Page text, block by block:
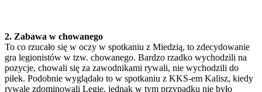
2. Zabawa w chowanego
To co rzucało się w oczy w spotkaniu z Miedzią, to zdecydowanie
gra legionistów w tzw. chowanego. Bardzo rzadko wychodzili na
pozycje, chowali się za zawodnikami rywali, nie wychodzili do
piłek. Podobnie wyglądało to w spotkaniu z KKS-em Kalisz, kiedy
rywale zdominowali Legię, jednak w tym przypadku nie było